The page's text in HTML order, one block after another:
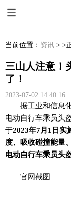
当前位置： 资讯 > >
三山人注意！
了！
2023-07-02
据工业和信息
电动自行车乘员头
于2023年7月1日实
度、吸收碰撞能量
电动自行车乘员头
官网截图